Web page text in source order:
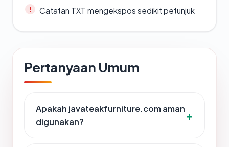
Catatan TXT mengekspos sedikit petunjuk
Pertanyaan Umum
Apakah javateakfurniture.com aman
digunakan?